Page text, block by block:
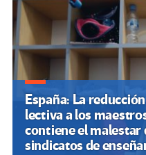
España: La
lectiva a los
contiene el malestar
sindicatos de